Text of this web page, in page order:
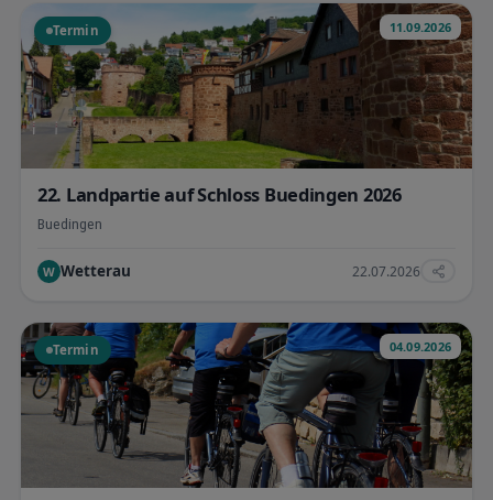
Termin 11.09.2026
22. Landpartie auf Schloss Buedingen 2026
Buedingen
W Wetterau 22.07.2026
Termin 04.09.2026